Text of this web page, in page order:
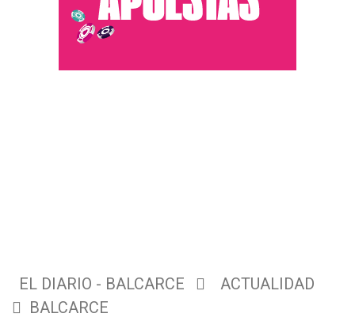
EL DIARIO - BALCARCE
ACTUALIDAD
BALCARCE